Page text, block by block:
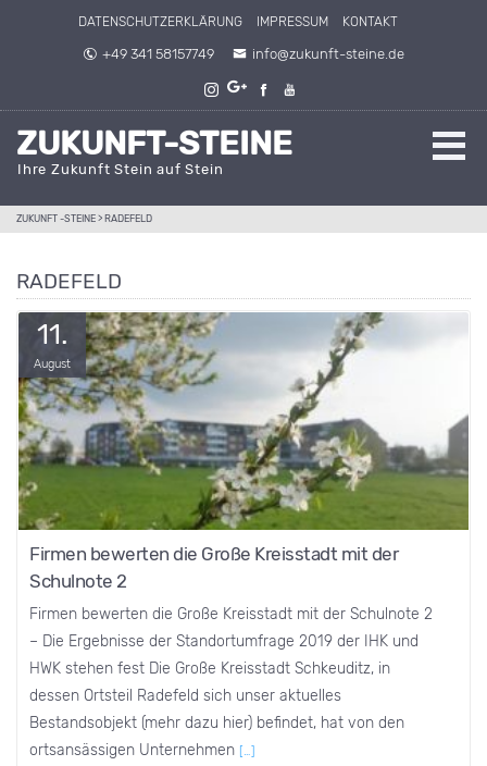
Direkt zum Inhalt springen
DATENSCHUTZERKLÄRUNG IMPRESSUM KONTAKT
+49 341 58157749 info@zukunft-steine.de
ZUKUNFT-STEINE
Ihre Zukunft Stein auf Stein
ZUKUNFT -STEINE > RADEFELD
RADEFELD
11.
August
Firmen bewerten die Große Kreisstadt mit der
Schulnote 2
Firmen bewerten die Große Kreisstadt mit der Schulnote 2
– Die Ergebnisse der Standortumfrage 2019 der IHK und
HWK stehen fest Die Große Kreisstadt Schkeuditz, in
dessen Ortsteil Radefeld sich unser aktuelles
Bestandsobjekt (mehr dazu hier) befindet, hat von den
ortsansässigen Unternehmen […]